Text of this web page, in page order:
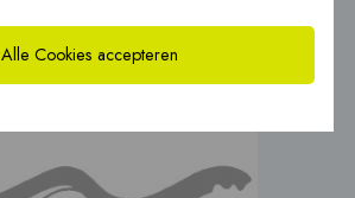
Alle Cookies accepteren